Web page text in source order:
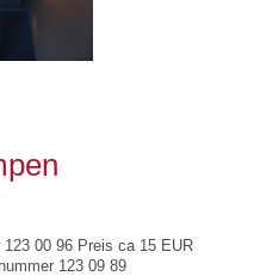
00 96 Preis ca 15 EUR
123 09 89